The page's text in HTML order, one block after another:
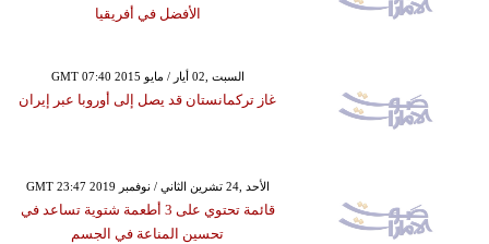
الأفضل في أفريقيا
GMT 07:40 2015 السبت ,02 أيار / مايو
غاز تركمانستان قد يصل إلى أوروبا عبر إيران
GMT 23:47 2019 الأحد ,24 تشرين الثاني / نوفمبر
قائمة تحتوي على 3 أطعمة شتوية تساعد في
تحسين المناعة في الجسم